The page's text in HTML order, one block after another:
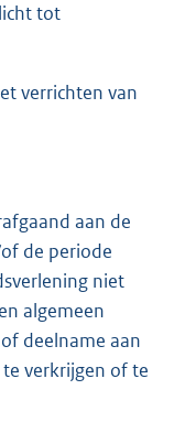
tot
verrichten van
aan de
de periode
niet
algemeen
deelname aan
verkrijgen of te